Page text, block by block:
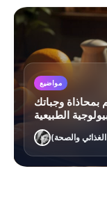
مواضيع
وجباتك
الطبيعية
والصحة)